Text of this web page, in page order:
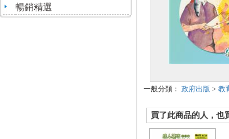
暢銷精選
一般分類： 政府出版 > 教
買了此商品的人，也